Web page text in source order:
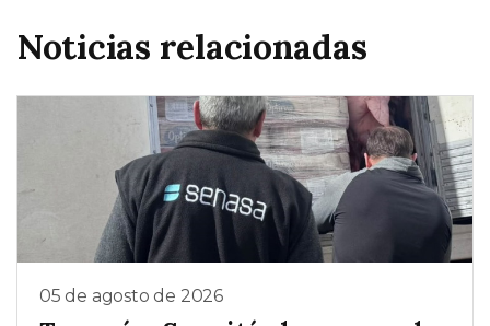
Noticias relacionadas
05 de agosto de 2026